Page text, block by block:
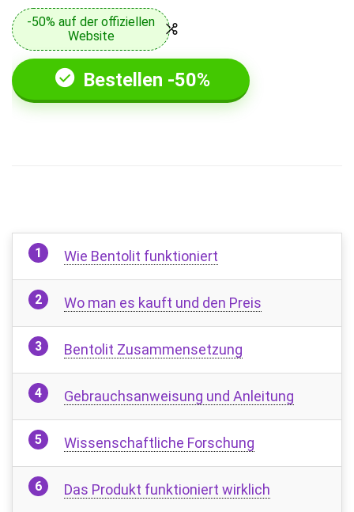
-50% auf der offiziellen
Website
Bestellen -50%
Wie Bentolit funktioniert
Wo man es kauft und den Preis
Bentolit Zusammensetzung
Gebrauchsanweisung und Anleitung
Wissenschaftliche Forschung
Das Produkt funktioniert wirklich